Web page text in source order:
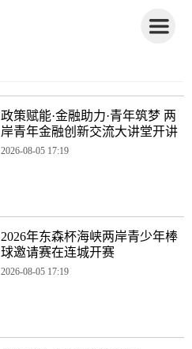
政策赋能·金融助力·青年筑梦 两
岸青年金融创新交流大讲堂开讲
2026-08-05 17:19
2026年东森杯海峡两岸青少年棒
球邀请赛在连城开赛
2026-08-05 17:19